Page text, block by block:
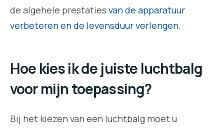
de algehele prestaties van de apparatuur
verbeteren en de levensduur verlengen.
Hoe kies ik de juiste luchtbalg
voor mijn toepassing?
Bij het kiezen van een luchtbalg moet u